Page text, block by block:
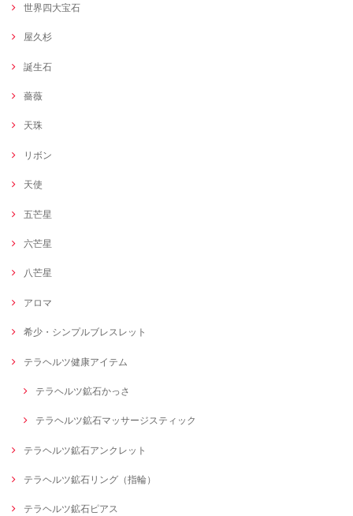
世界四大宝石
屋久杉
誕生石
薔薇
天珠
リボン
天使
五芒星
六芒星
八芒星
アロマ
希少・シンプルブレスレット
テラヘルツ健康アイテム
テラヘルツ鉱石かっさ
テラヘルツ鉱石マッサージスティック
テラヘルツ鉱石アンクレット
テラヘルツ鉱石リング（指輪）
テラヘルツ鉱石ピアス